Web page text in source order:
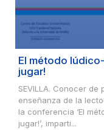
El método
jugar!
SEVILLA. Conocer
enseñanza de la
la conferencia ‘El
jugar!’, imparti...